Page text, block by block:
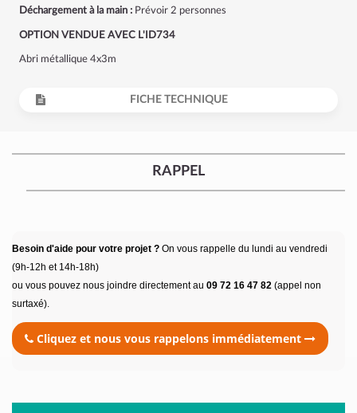
Déchargement à la main : Prévoir 2 personnes
OPTION VENDUE AVEC L'ID734
Abri métallique 4x3m
FICHE TECHNIQUE
RAPPEL
Besoin d'aide pour votre projet ? On vous rappelle du lundi au vendredi
(9h-12h et 14h-18h)
ou vous pouvez nous joindre directement au 09 72 16 47 82 (appel non
surtaxé).
Cliquez et nous vous rappelons immédiatement